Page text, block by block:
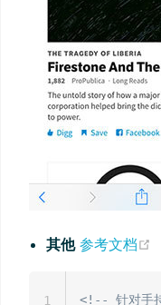
其他 参考文档
<!-- 针对手
1